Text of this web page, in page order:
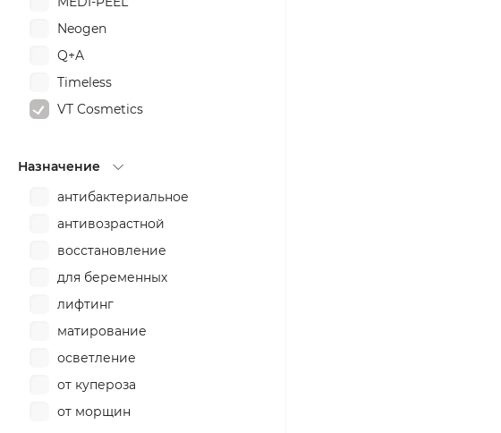
Neogen
Q+A
Timeless
VT Cosmetics
Назначение
антибактериальное
антивозрастной
восстановление
для беременных
лифтинг
матирование
осветление
от купероза
от морщин